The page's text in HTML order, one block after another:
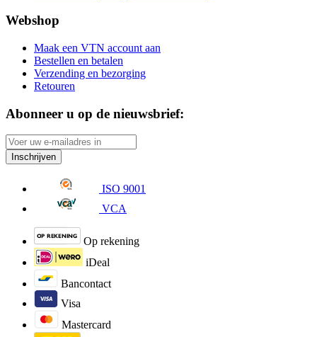
Webshop
Maak een VTN account aan
Bestellen en betalen
Verzending en bezorging
Retouren
Abonneer u op de nieuwsbrief:
Inschrijven
ISO 9001
VCA
Op rekening
iDeal
Bancontact
Visa
Mastercard